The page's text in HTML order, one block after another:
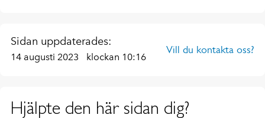
Sidan uppdaterades:
14 augusti 2023 klockan 10:16
Vill du kontakta oss?
Hjälpte den här sidan dig?